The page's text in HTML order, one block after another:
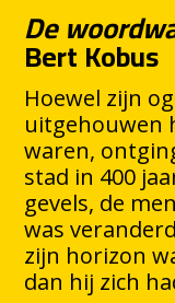
De
Bert Kobus
Hoewel zijn
uitgehouwen
waren,
stad in 400
gevels, de
was
zijn horizon
dan hij zich